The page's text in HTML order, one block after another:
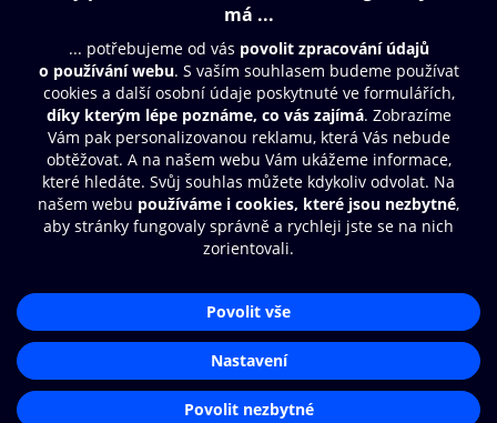
Obsah ke stažení
Moje O2 Knihovna
Další zábava
© O2 Czech Republic a.s.
Přístupnost
Zásady zpracování osobních údajů
Nastavení cookies
Aplikace O2 Knihovna
Čti a poslouchej své e-knihy a
audioknihy rychleji a pohodlněji.